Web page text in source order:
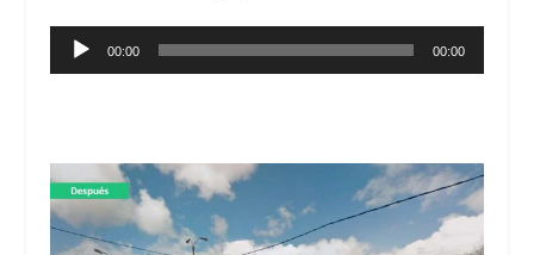
Reproductor
00:00 00:00